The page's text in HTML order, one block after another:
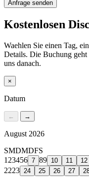
Anfrage senden
Kostenlosen
Waehlen Sie einen Tag,
Details. Die Buchung
uns danach.
×
Datum
← →
August 2026
SMDMDFS
1 23456 7 89 10 11 12
2223 24 25 26 27